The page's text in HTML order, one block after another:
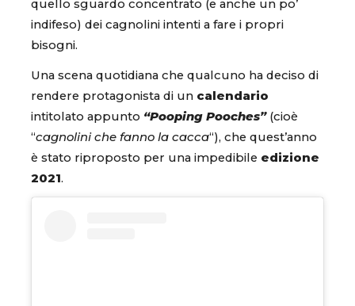
quello sguardo concentrato (e anche un po’
indifeso) dei cagnolini intenti a fare i propri
bisogni.
Una scena quotidiana che qualcuno ha deciso di
rendere protagonista di un calendario
intitolato appunto “Pooping Pooches”(cioè
“cagnolini che fanno la cacca“), che quest’anno
è stato riproposto per una impedibile edizione
2021.